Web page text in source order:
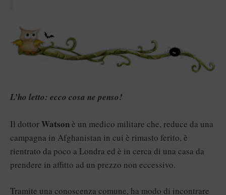
L’ho letto: ecco cosa ne penso!
Il dottor Watsonè un medico militare che, reduce da una
campagna in Afghanistan in cui è rimasto ferito, è
rientrato da poco a Londra ed è in cerca di una casa da
prendere in affitto ad un prezzo non eccessivo.
Tramite una conoscenza comune, ha modo di incontrare